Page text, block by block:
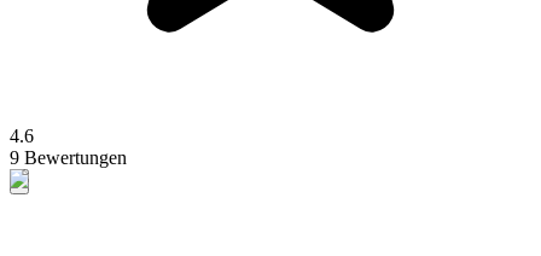
4.6
9 Bewertungen